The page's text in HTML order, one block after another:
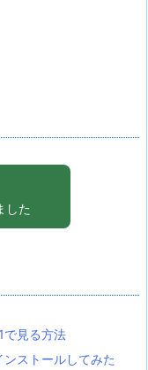
した
で見る方法
ストールしてみた